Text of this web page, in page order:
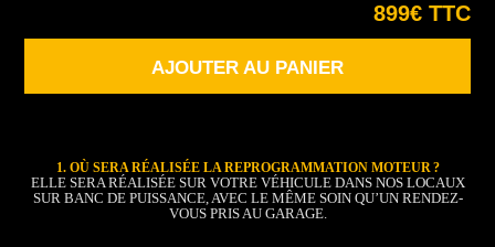
899€ TTC
AJOUTER AU PANIER
1. OÙ SERA RÉALISÉE LA REPROGRAMMATION MOTEUR ?
ELLE SERA RÉALISÉE SUR VOTRE VÉHICULE DANS NOS LOCAUX
SUR BANC DE PUISSANCE, AVEC LE MÊME SOIN QU’UN RENDEZ-
VOUS PRIS AU GARAGE.